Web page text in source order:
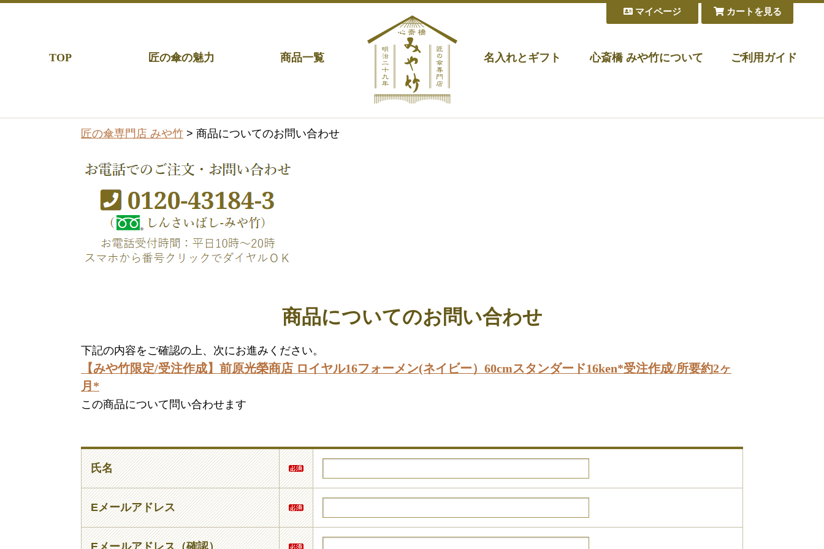
TOP 匠の傘の魅力 商品一覧 名入れとギフト 心斎橋 みや竹について ご利用ガイド
カートを見る
マイページ
匠の傘専門店 みや竹 > 商品についてのお問い合わせ
商品についてのお問い合わせ
下記の内容をご確認の上、次にお進みください。
【みや竹限定/受注作成】前原光榮商店 ロイヤル16フォーメン(ネイビー）60cmスタンダード16ken*受注作成/所要約2ヶ
月*
この商品について問い合わせます
氏名
Eメールアドレス
Eメールアドレス（確認）